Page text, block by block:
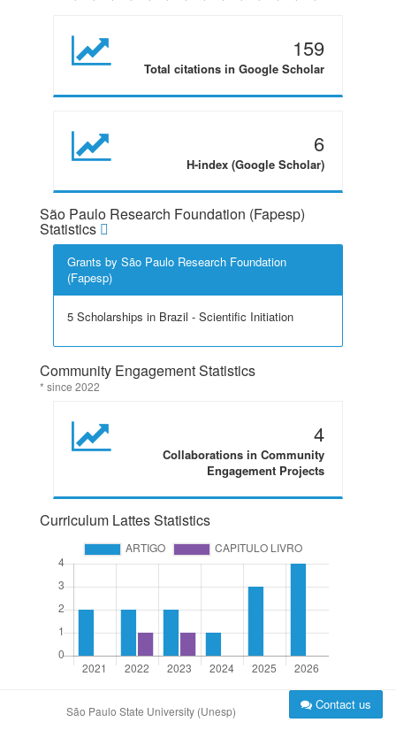
159
Total citations in Google Scholar
6
H-index (Google Scholar)
São Paulo Research Foundation (Fapesp)
Statistics
Grants by São Paulo Research Foundation
(Fapesp)
5 Scholarships in Brazil - Scientific Initiation
Community Engagement Statistics
* since 2022
4
Collaborations in Community
Engagement Projects
Curriculum Lattes Statistics
São Paulo State University (Unesp) Contact us